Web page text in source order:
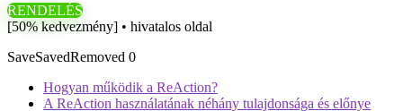
RENDELÉS
[50% kedvezmény] • hivatalos oldal
SaveSavedRemoved 0
Hogyan működik a ReAction?
A ReAction használatának néhány tulajdonsága és előnye